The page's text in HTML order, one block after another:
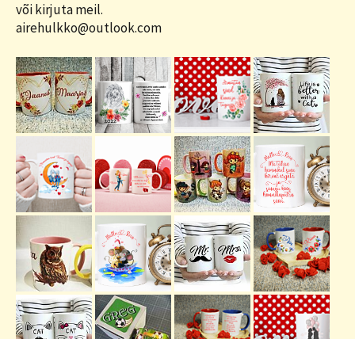
või kirjuta meil.
airehulkko@outlook.com